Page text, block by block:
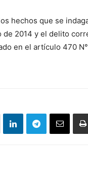
hechos que se
2014 y el delito
en el artículo 470